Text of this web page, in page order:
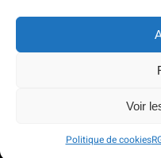
Voir
Politique de cookies
RGPD
Tous droits